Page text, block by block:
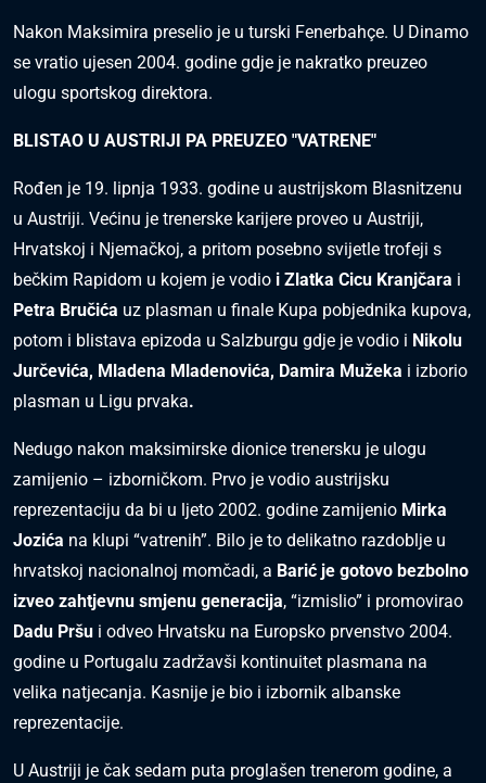
Nakon Maksimira preselio je u turski Fenerbahçe. U Dinamo
se vratio ujesen 2004. godine gdje je nakratko preuzeo
ulogu sportskog direktora.
BLISTAO U AUSTRIJI PA PREUZEO "VATRENE"
Rođen je 19. lipnja 1933. godine u austrijskom Blasnitzenu
u Austriji. Većinu je trenerske karijere proveo u Austriji,
Hrvatskoj i Njemačkoj, a pritom posebno svijetle trofeji s
bečkim Rapidom u kojem je vodio i Zlatka Cicu Kranjčara i
Petra Bručića uz plasman u finale Kupa pobjednika kupova,
potom i blistava epizoda u Salzburgu gdje je vodio i Nikolu
Jurčevića, Mladena Mladenovića, Damira Mužeka i izborio
plasman u Ligu prvaka.
Nedugo nakon maksimirske dionice trenersku je ulogu
zamijenio – izborničkom. Prvo je vodio austrijsku
reprezentaciju da bi u ljeto 2002. godine zamijenio Mirka
Jozića na klupi “vatrenih”. Bilo je to delikatno razdoblje u
hrvatskoj nacionalnoj momčadi, a Barić je gotovo bezbolno
izveo zahtjevnu smjenu generacija, “izmislio” i promovirao
Dadu Pršu i odveo Hrvatsku na Europsko prvenstvo 2004.
godine u Portugalu zadržavši kontinuitet plasmana na
velika natjecanja. Kasnije je bio i izbornik albanske
reprezentacije.
U Austriji je čak sedam puta proglašen trenerom godine, a